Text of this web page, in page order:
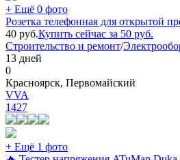
+ Ещё 0 фото
Розетка телефонная для открытой
40 руб.Купить сейчас за 50 руб.
Строительство и ремонт/
13 дней
0
Красноярск, Первомайский
VVA
1427
+ Ещё 1 фото